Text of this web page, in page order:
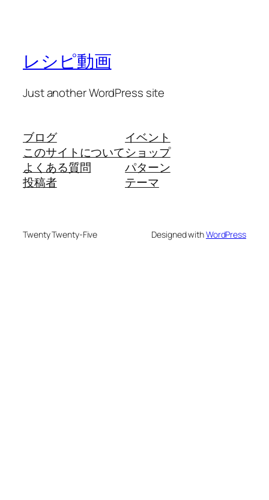
レシピ動画
Just another WordPress site
ブログ
このサイトについて
よくある質問
投稿者
イベント
ショップ
パターン
テーマ
Twenty Twenty-Five Designed withWordPress